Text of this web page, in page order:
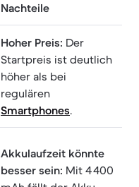
Nachteile
Hoher Preis: Der
Startpreis ist deutlich
höher als bei
regulären
Smartphones.
Akkulaufzeit könnte
besser sein: Mit 4 400